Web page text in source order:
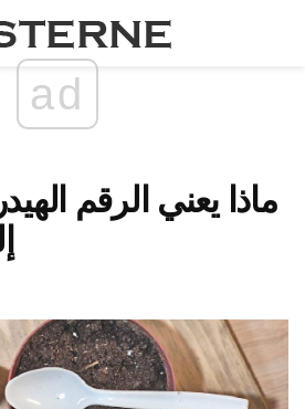
ad
ماذا يعني الرقم